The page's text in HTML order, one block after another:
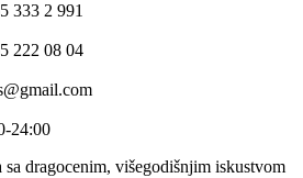
333 2 991
222 08 04
24:00
dragocenim, višegodišnjim iskustvom